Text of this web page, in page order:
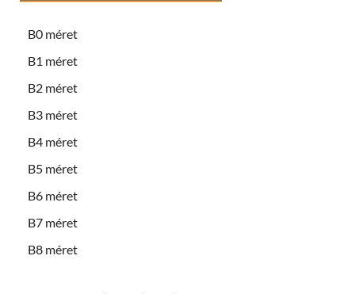
B0 méret
B1 méret
B2 méret
B3 méret
B4 méret
B5 méret
B6 méret
B7 méret
B8 méret